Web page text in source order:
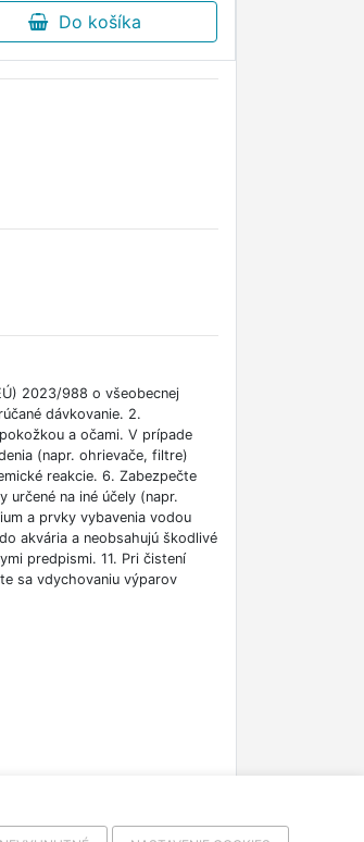
Do košíka
2023/988 o všeobecnej
dávkovanie. 2.
a očami. V prípade
(napr. ohrievače, filtre)
reakcie. 6. Zabezpečte
na iné účely (napr.
a prvky vybavenia vodou
akvária a neobsahujú škodlivé
predpismi. 11. Pri čistení
sa vdychovaniu výparov